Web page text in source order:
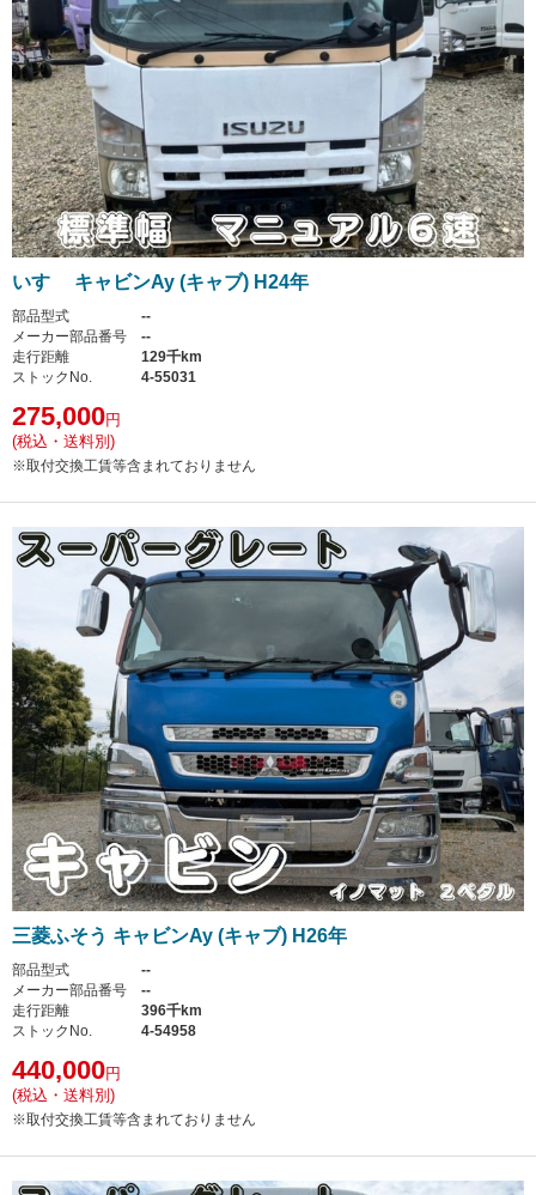
いすゞ キャビンAy (キャブ) H24年
部品型式
--
メーカー部品番号
--
走行距離
129千km
ストックNo.
4-55031
275,000円
(税込・送料別)
※取付交換工賃等含まれておりません
三菱ふそう キャビンAy (キャブ) H26年
部品型式
--
メーカー部品番号
--
走行距離
396千km
ストックNo.
4-54958
440,000円
(税込・送料別)
※取付交換工賃等含まれておりません